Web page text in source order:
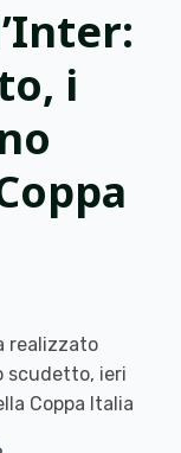
i
realizzato
scudetto, ieri
Coppa Italia